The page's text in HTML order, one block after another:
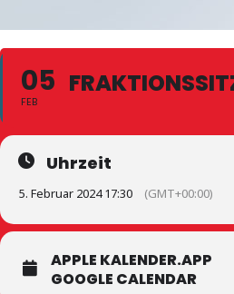
05
FEB
Uhrzeit
5. Februar 2024 17:30 (GMT+00:00)
APPLE KALENDER.APP
GOOGLE CALENDAR